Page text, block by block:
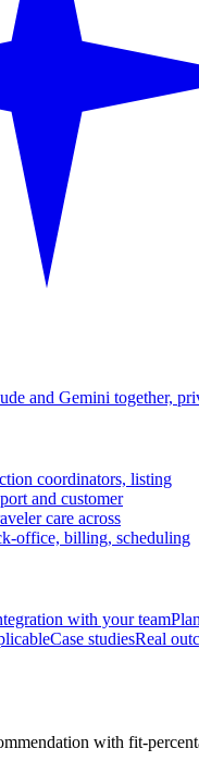
and Gemini together,
coordinators, listing
and customer
care across
office, billing, scheduling
with your team
Case studiesReal
with fit-